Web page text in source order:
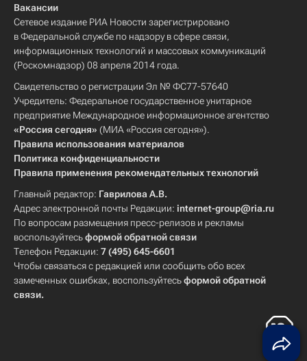
Вакансии
Сетевое издание РИА Новости зарегистрировано
в Федеральной службе по надзору в сфере связи,
информационных технологий и массовых коммуникаций
(Роскомнадзор) 08 апреля 2014 года.
Свидетельство о регистрации Эл № ФС77-57640
Учредитель: Федеральное государственное унитарное
предприятие Международное информационное агентство
«Россия сегодня» (МИА «Россия сегодня»).
Правила использования материалов
Политика конфиденциальности
Правила применения рекомендательных технологий
Главный редактор: Гаврилова А.В.
Адрес электронной почты Редакции: internet-group@ria.ru
По вопросам размещения пресс-релизов и рекламы
воспользуйтесьформой обратной связи
Телефон Редакции: 7 (495) 645-6601
Чтобы связаться с редакцией или сообщить обо всех
замеченных ошибках, воспользуйтесьформой обратной
связи.